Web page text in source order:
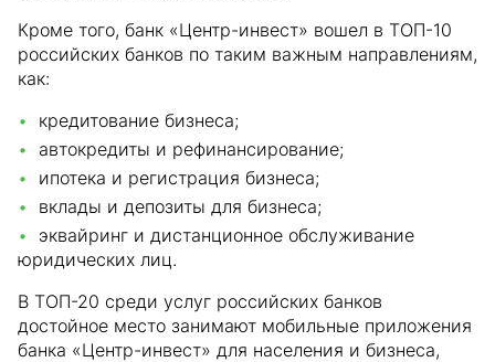
Кроме того, банк «Центр-инвест» вошел в ТОП-10
российских банков по таким важным направлениям,
как:
кредитование бизнеса;
автокредиты и рефинансирование;
ипотека и регистрация бизнеса;
вклады и депозиты для бизнеса;
эквайринг и дистанционное обслуживание
юридических лиц.
В ТОП-20 среди услуг российских банков
достойное место занимают мобильные приложения
банка «Центр-инвест» для населения и бизнеса,